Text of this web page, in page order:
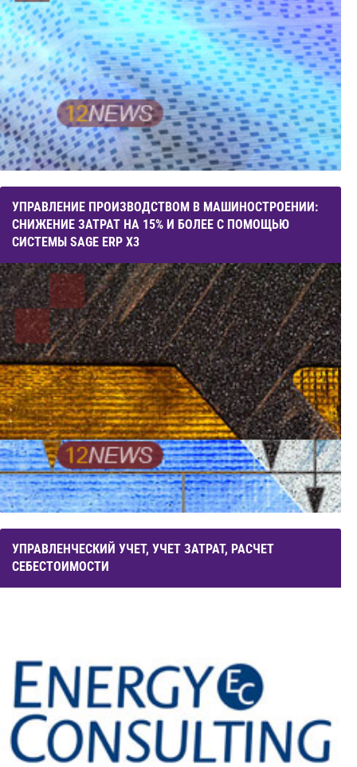
УПРАВЛЕНИЕ ПРОИЗВОДСТВОМ В МАШИНОСТРОЕНИИ:
СНИЖЕНИЕ ЗАТРАТ НА 15% И БОЛЕЕ С ПОМОЩЬЮ
СИСТЕМЫ SAGE ERP X3
УПРАВЛЕНЧЕСКИЙ УЧЕТ, УЧЕТ ЗАТРАТ, РАСЧЕТ
СЕБЕСТОИМОСТИ